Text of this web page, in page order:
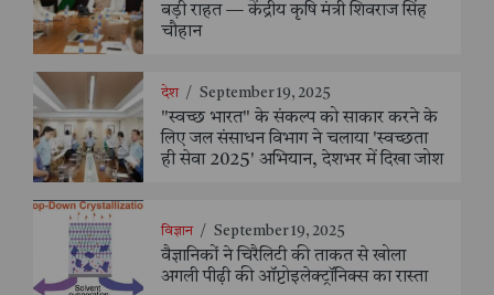
बड़ी राहत — केंद्रीय कृषि मंत्री शिवराज सिंह
चौहान
देश / September 19, 2025
"स्वच्छ भारत" के संकल्प को साकार करने के
लिए जल संसाधन विभाग ने चलाया 'स्वच्छता
ही सेवा 2025' अभियान, देशभर में दिखा जोश
विज्ञान / September 19, 2025
वैज्ञानिकों ने चिरैलिटी की ताकत से खोला
अगली पीढ़ी की ऑप्टोइलेक्ट्रॉनिक्स का रास्ता